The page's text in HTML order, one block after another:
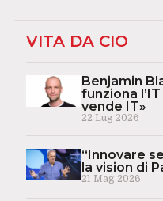
VITA DA CIO
Benjamin
funziona
vende IT»
22 Lug 2026
“Innovare
la vision di
21 Mag 2026